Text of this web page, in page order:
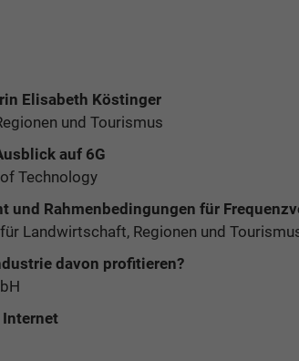
Elisabeth Köstinger
und Tourismus
auf 6G
Technology
und Rahmenbedingungen für
Landwirtschaft, Regionen und
davon profitieren?